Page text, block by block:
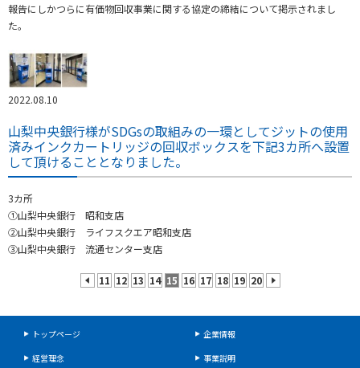
報告にしかつらに有価物回収事業に関する協定の締結について掲示されまし
た。
2022.08.10
山梨中央銀行様がSDGsの取組みの一環としてジットの使用
済みインクカートリッジの回収ボックスを下記3カ所へ設置
して頂けることとなりました。
3カ所
①山梨中央銀行 昭和支店
②山梨中央銀行 ライフスクエア昭和支店
③山梨中央銀行 流通センター支店
11 12 13 14 15 16 17 18 19 20
トップページ
企業情報
経営理念
事業説明